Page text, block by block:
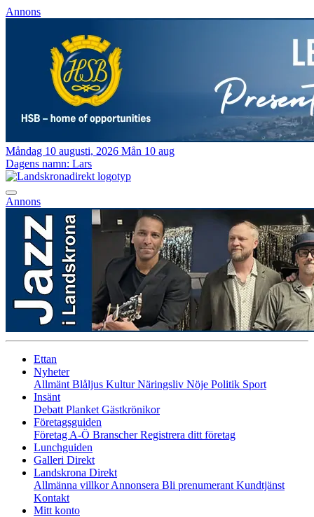
Annons
Måndag 10 augusti, 2026 Mån 10 aug
Dagens namn: Lars
Annons
Ettan
Nyheter
Allmänt Blåljus KulturNäringsliv Nöje Politik Sport
Insänt
Debatt Planket Gästkrönikor
Företagsguiden
Företag A-Ö BranscherRegistrera ditt företag
Lunchguiden
Galleri Direkt
Landskrona Direkt
Allmänna villkorAnnonsera Bli prenumerant Kundtjänst
Kontakt
Mitt konto